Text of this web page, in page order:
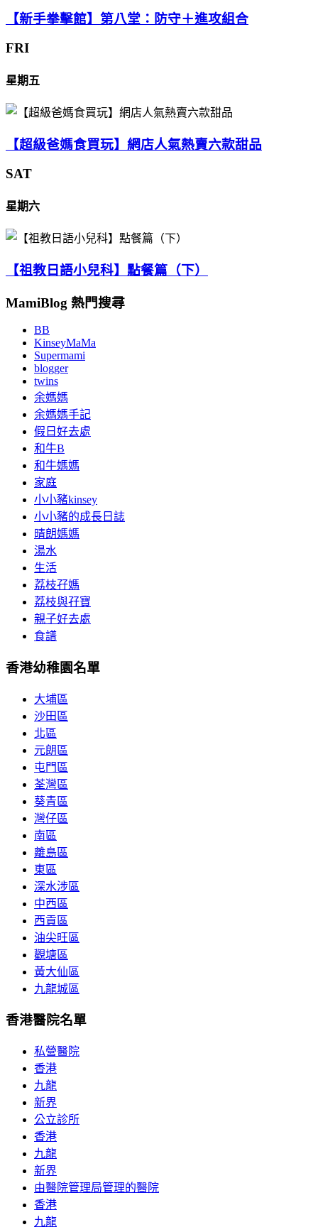
【新手拳擊館】第八堂：防守＋進攻組合
FRI
星期五
【超級爸媽食買玩】網店人氣熱賣六款甜品
SAT
星期六
【祖教日語小兒科】點餐篇（下）
MamiBlog 熱門搜尋
BB
KinseyMaMa
Supermami
blogger
twins
余媽媽
余媽媽手記
假日好去處
和牛B
和牛媽媽
家庭
小小豬kinsey
小小豬的成長日誌
晴朗媽媽
湯水
生活
荔枝孖媽
荔枝與孖寶
親子好去處
食譜
香港幼稚園名單
大埔區
沙田區
北區
元朗區
屯門區
荃灣區
葵青區
灣仔區
南區
離島區
東區
深水涉區
中西區
西貢區
油尖旺區
觀塘區
黃大仙區
九龍城區
香港醫院名單
私營醫院
香港
九龍
新界
公立診所
香港
九龍
新界
由醫院管理局管理的醫院
香港
九龍